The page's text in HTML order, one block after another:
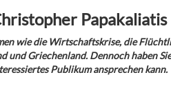
Papakaliatis
wie die Wirtschaftskrise, die
und Griechenland. Dennoch haben
Publikum ansprechen kann.